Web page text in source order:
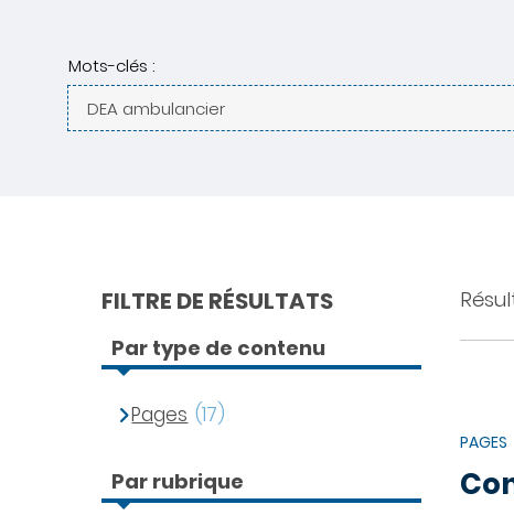
Mots-clés :
PAGES
FILTRE DE RÉSULTATS
Par type de contenu
Pages (17)
Par rubrique